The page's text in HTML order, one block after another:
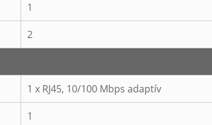
1
2
1 x RJ45, 10/100 Mbps adaptív
1